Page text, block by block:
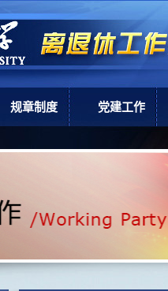
规章制度 党建工作